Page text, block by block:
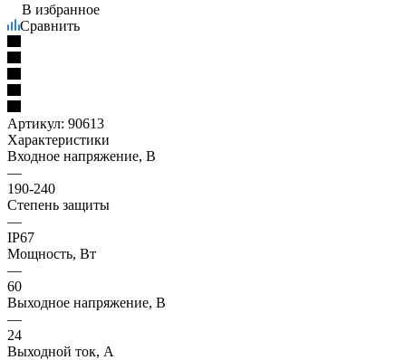
В избранное
Сравнить
Артикул: 90613
Характеристики
Входное напряжение, В
—
190-240
Степень защиты
—
IP67
Мощность, Вт
—
60
Выходное напряжение, В
—
24
Выходной ток, А